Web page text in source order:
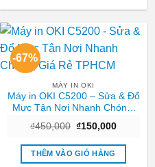
-67%
MÁY IN OKI
Máy in OKI C5200 – Sửa & Đổ
Mực Tận Nơi Nhanh Chóng,
₫450,000 Giá
là:
₫450,000.
₫150,000Giá
tại
₫150,000.
THÊM VÀO GIỎ HÀNG